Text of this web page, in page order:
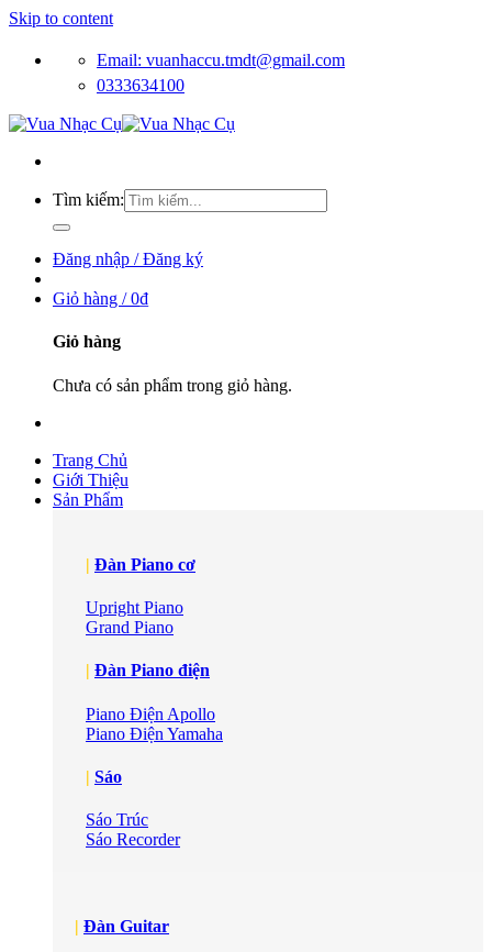
Skip to content
Email: vuanhaccu.tmdt@gmail.com
0333634100
Tìm kiếm:
Đăng nhập / Đăng ký
Giỏ hàng /0₫
Giỏ hàng
Chưa có sản phẩm trong giỏ hàng.
Trang Chủ
Giới Thiệu
Sản Phẩm
| Đàn Piano cơ
Upright Piano
Grand Piano
| Đàn Piano điện
Piano Điện Apollo
Piano Điện Yamaha
| Sáo
Sáo Trúc
Sáo Recorder
| Đàn Guitar